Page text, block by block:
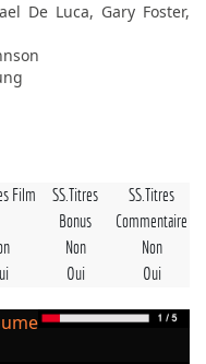
De Luca, Gary Foster,
Film
SS.Titres
Bonus
SS.Titres
Commentaire
Non
Non
Oui Oui